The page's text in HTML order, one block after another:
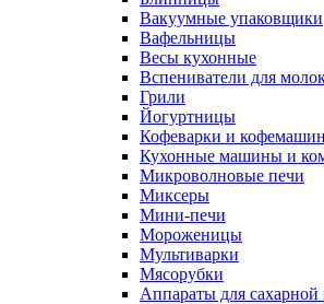
Вакуумные упаковщики
Вафельницы
Весы кухонные
Вспениватели для
Грили
Йогуртницы
Кофеварки и
Кухонные машины и
Микроволновые печи
Миксеры
Мини-печи
Мороженицы
Мультиварки
Мясорубки
Аппараты для сахарной